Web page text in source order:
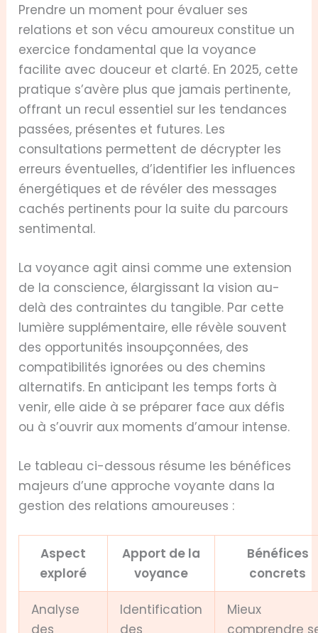
Prendre un moment pour évaluer ses
relations et son vécu amoureux constitue un
exercice fondamental que la voyance
facilite avec douceur et clarté. En 2025, cette
pratique s’avère plus que jamais pertinente,
offrant un recul essentiel sur les tendances
passées, présentes et futures. Les
consultations permettent de décrypter les
erreurs éventuelles, d’identifier les influences
énergétiques et de révéler des messages
cachés pertinents pour la suite du parcours
sentimental.
La voyance agit ainsi comme une extension
de la conscience, élargissant la vision au-
delà des contraintes du tangible. Par cette
lumière supplémentaire, elle révèle souvent
des opportunités insoupçonnées, des
compatibilités ignorées ou des chemins
alternatifs. En anticipant les temps forts à
venir, elle aide à se préparer face aux défis
ou à s’ouvrir aux moments d’amour intense.
Le tableau ci-dessous résume les bénéfices
majeurs d’une approche voyante dans la
gestion des relations amoureuses :
Aspect
exploré
Apport de la
voyance
Bénéfices
concrets
Analyse
Identification
Mieux